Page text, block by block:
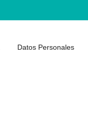
Datos Personales